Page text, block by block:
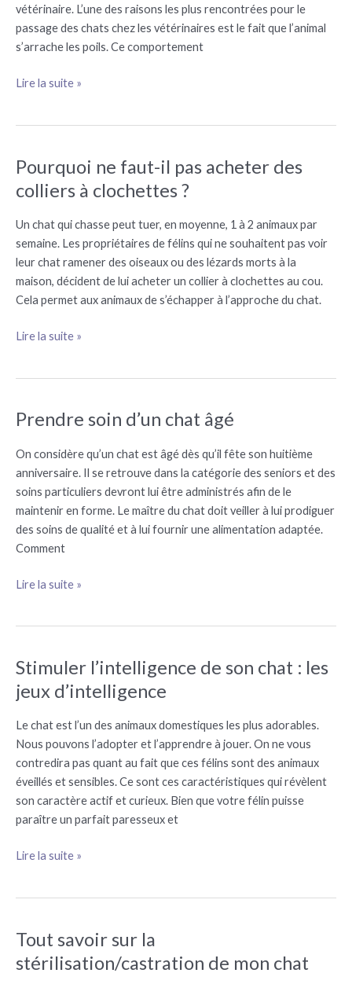
vétérinaire. L’une des raisons les plus rencontrées pour le
passage des chats chez les vétérinaires est le fait que l’animal
s’arrache les poils. Ce comportement
les
poils
?
Lire la suite »
Pourquoi ne faut-il pas acheter des
colliers à clochettes ?
Un chat qui chasse peut tuer, en moyenne, 1 à 2 animaux par
semaine. Les propriétaires de félins qui ne souhaitent pas voir
leur chat ramener des oiseaux ou des lézards morts à la
maison, décident de lui acheter un collier à clochettes au cou.
Cela permet aux animaux de s’échapper à l’approche du chat.
Pourquoi
faut-
il
pas
acheter
des
colliers
clochettes
Lire la suite »
Prendre soin d’un chat âgé
On considère qu’un chat est âgé dès qu’il fête son huitième
anniversaire. Il se retrouve dans la catégorie des seniors et des
soins particuliers devront lui être administrés afin de le
maintenir en forme. Le maître du chat doit veiller à lui prodiguer
des soins de qualité et à lui fournir une alimentation adaptée.
Comment
Prendre
d’un
chat
âgé
Lire la suite »
Stimuler l’intelligence de son chat : les
jeux d’intelligence
Le chat est l’un des animaux domestiques les plus adorables.
Nous pouvons l’adopter et l’apprendre à jouer. On ne vous
contredira pas quant au fait que ces félins sont des animaux
éveillés et sensibles. Ce sont ces caractéristiques qui révèlent
son caractère actif et curieux. Bien que votre félin puisse
paraître un parfait paresseux et
Stimuler
l’intelligence
de
son
chat
:
les
jeux
d’intelligence
Lire la suite »
Tout savoir sur la
stérilisation/castration de mon chat
Tout
savoir
sur